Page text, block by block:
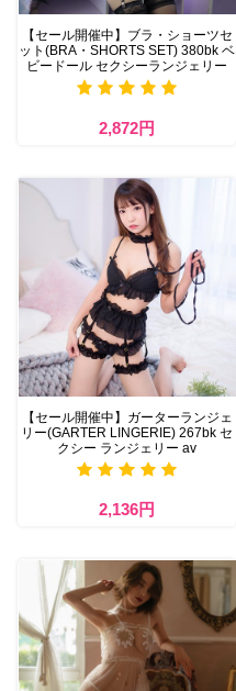
【セール開催中】ブラ・ショーツセ
ット(BRA・SHORTS SET) 380bk ベ
ビードール セクシーランジェリー
2,872円
【セール開催中】ガーターランジェ
リー(GARTER LINGERIE) 267bk セ
クシー ランジェリー av
2,136円